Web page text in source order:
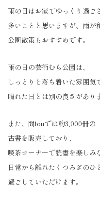
雨の日はお家でゆっくり過ご
多いことと思いますが、雨が
公園散策もおすすめです。
雨の日の芸術むら公園は、
しっとりと落ち着いた雰囲気
晴れた日とは別の良さがあり
また、問touでは約3,000冊の
古書を販売しており、
喫茶コーナーで読書を楽しみ
日常から離れたくつろぎのひ
過ごしていただけます。